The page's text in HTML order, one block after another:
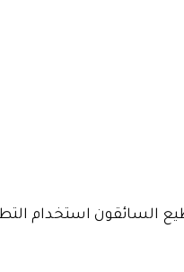
السائقون استخدام